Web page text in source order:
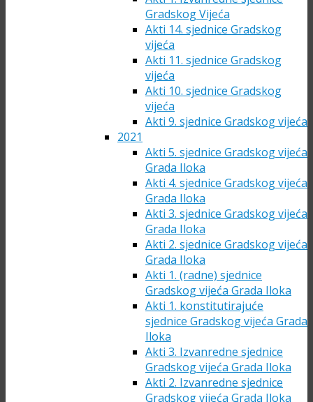
Gradskog Vijeća
Akti 14. sjednice Gradskog
vijeća
Akti 11. sjednice Gradskog
vijeća
Akti 10. sjednice Gradskog
vijeća
Akti 9. sjednice Gradskog vijeća
2021
Akti 5. sjednice Gradskog vijeća
Grada Iloka
Akti 4. sjednice Gradskog vijeća
Grada Iloka
Akti 3. sjednice Gradskog vijeća
Grada Iloka
Akti 2. sjednice Gradskog vijeća
Grada Iloka
Akti 1. (radne) sjednice
Gradskog vijeća Grada Iloka
Akti 1. konstitutirajuće
sjednice Gradskog vijeća Grada
Iloka
Akti 3. Izvanredne sjednice
Gradskog vijeća Grada Iloka
Akti 2. Izvanredne sjednice
Gradskog vijeća Grada Iloka